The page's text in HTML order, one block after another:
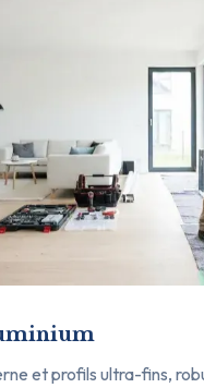
et profils ultra-fins,